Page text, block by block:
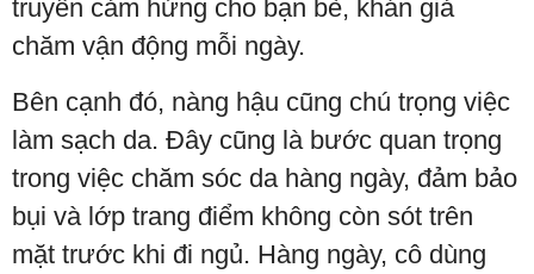
truyền cảm hứng cho bạn bè, khán giả
chăm vận động mỗi ngày.
Bên cạnh đó, nàng hậu cũng chú trọng việc
làm sạch da. Đây cũng là bước quan trọng
trong việc chăm sóc da hàng ngày, đảm bảo
bụi và lớp trang điểm không còn sót trên
mặt trước khi đi ngủ. Hàng ngày, cô dùng